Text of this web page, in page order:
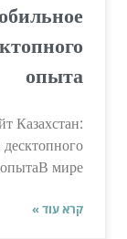
опыта
Казахстан:
опытаВ мире...
קרא עוד »